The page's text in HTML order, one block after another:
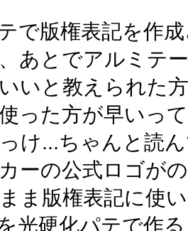
で版権表記を作
あとでアルミテ
いと教えられた
った方が早いっ
け...ちゃんと読
ーの公式ロゴが
ま版権表記に使
光硬化パテで作